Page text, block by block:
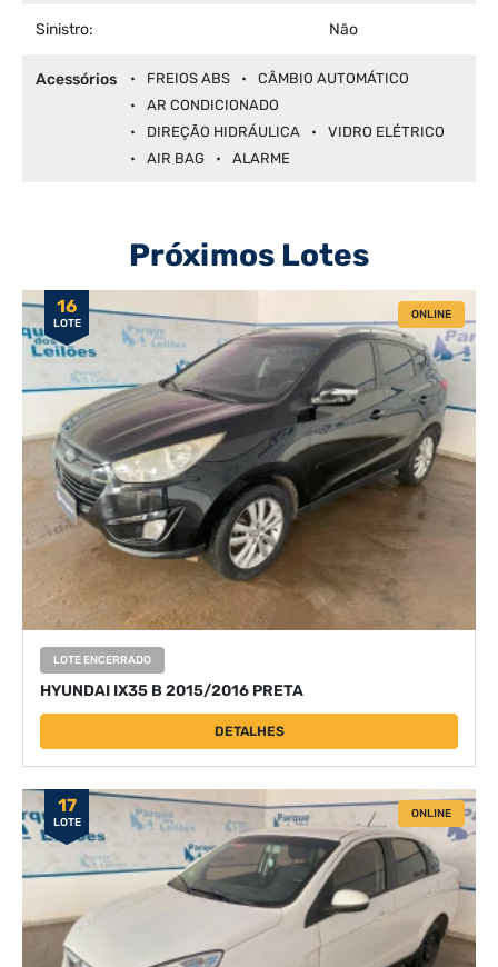
Sinistro: Não
Acessórios FREIOS ABS
CÂMBIO AUTOMÁTICO
AR CONDICIONADO
DIREÇÃO HIDRÁULICA
VIDRO ELÉTRICO
AIR BAG
ALARME
Próximos Lotes
16
LOTE
ONLINE
LOTE ENCERRADO
HYUNDAI IX35 B 2015/2016 PRETA
DETALHES
17
LOTE
ONLINE